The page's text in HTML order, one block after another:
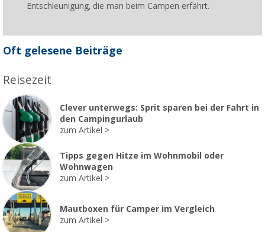
Entschleunigung, die man beim Campen erfährt.
Oft gelesene Beiträge
Reisezeit
Clever unterwegs: Sprit sparen bei der Fahrt in
den Campingurlaub
zum Artikel
Tipps gegen Hitze im Wohnmobil oder
Wohnwagen
zum Artikel
Mautboxen für Camper im Vergleich
zum Artikel